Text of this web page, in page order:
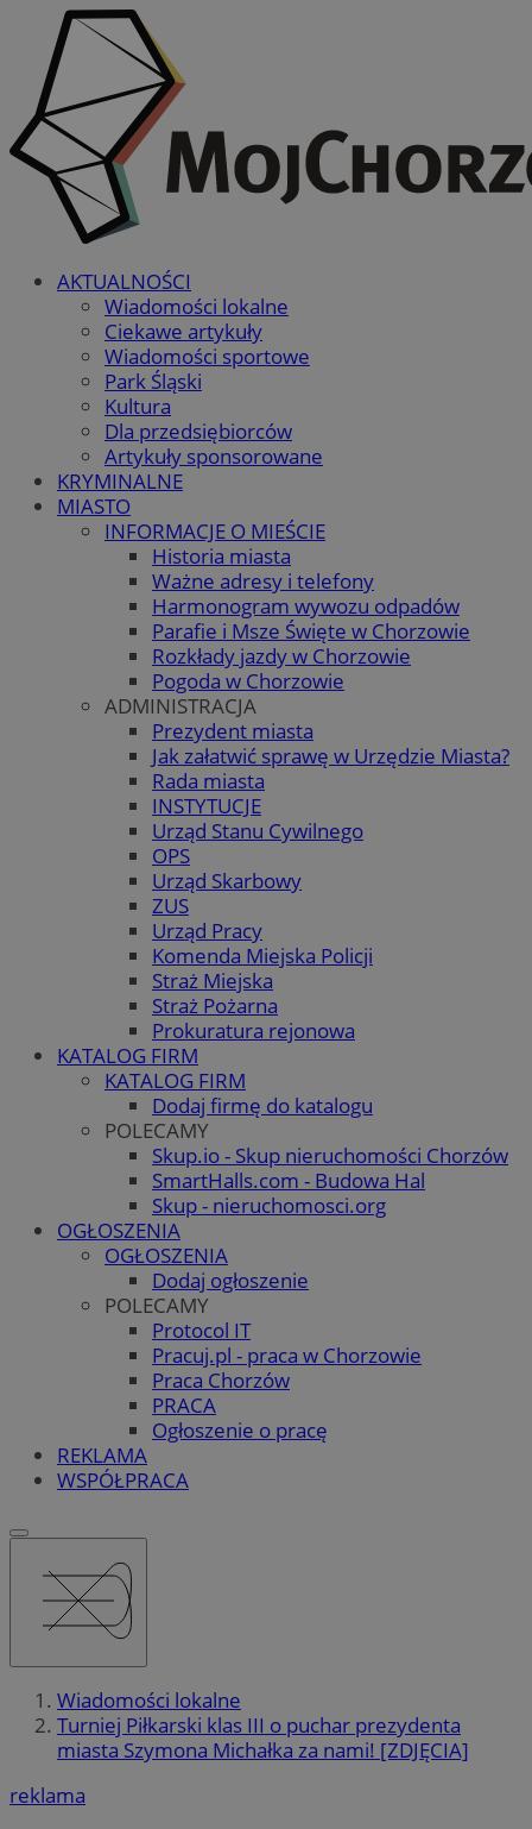
AKTUALNOŚCI
Wiadomości lokalne
Ciekawe artykuły
Wiadomości sportowe
Park Śląski
Kultura
Dla przedsiębiorców
Artykuły sponsorowane
KRYMINALNE
MIASTO
INFORMACJE O MIEŚCIE
Historia miasta
Ważne adresy i telefony
Harmonogram wywozu odpadów
Parafie i Msze Święte w Chorzowie
Rozkłady jazdy w Chorzowie
Pogoda w Chorzowie
ADMINISTRACJA
Prezydent miasta
Jak załatwić sprawę w Urzędzie Miasta?
Rada miasta
INSTYTUCJE
Urząd Stanu Cywilnego
OPS
Urząd Skarbowy
ZUS
Urząd Pracy
Komenda Miejska Policji
Straż Miejska
Straż Pożarna
Prokuratura rejonowa
KATALOG FIRM
KATALOG FIRM
Dodaj firmę do katalogu
POLECAMY
Skup.io - Skup nieruchomości Chorzów
SmartHalls.com - Budowa Hal
Skup - nieruchomosci.org
OGŁOSZENIA
OGŁOSZENIA
Dodaj ogłoszenie
POLECAMY
Protocol IT
Pracuj.pl - praca w Chorzowie
Praca Chorzów
PRACA
Ogłoszenie o pracę
REKLAMA
WSPÓŁPRACA
Wiadomości lokalne
Turniej Piłkarski klas III o puchar prezydenta
miasta Szymona Michałka za nami! [ZDJĘCIA]
reklama